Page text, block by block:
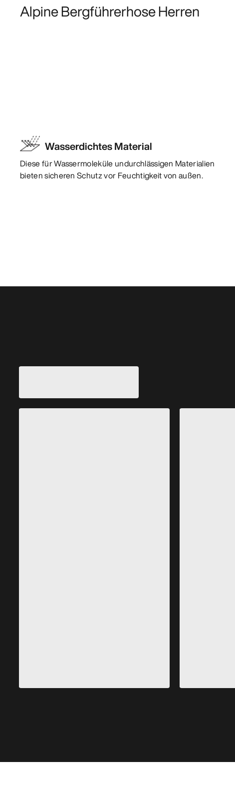
Alpine Bergführerhose Herren
Wasserdichtes Material
Diese für Wassermoleküle undurchlässigen Materialien
bieten sicheren Schutz vor Feuchtigkeit von außen.